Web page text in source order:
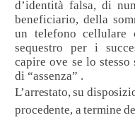
d’identità falsa, di
beneficiario, della
un telefono cellulare
sequestro per i
capire ove se lo
di “assenza” .
L’arrestato, su
procedente, a termine